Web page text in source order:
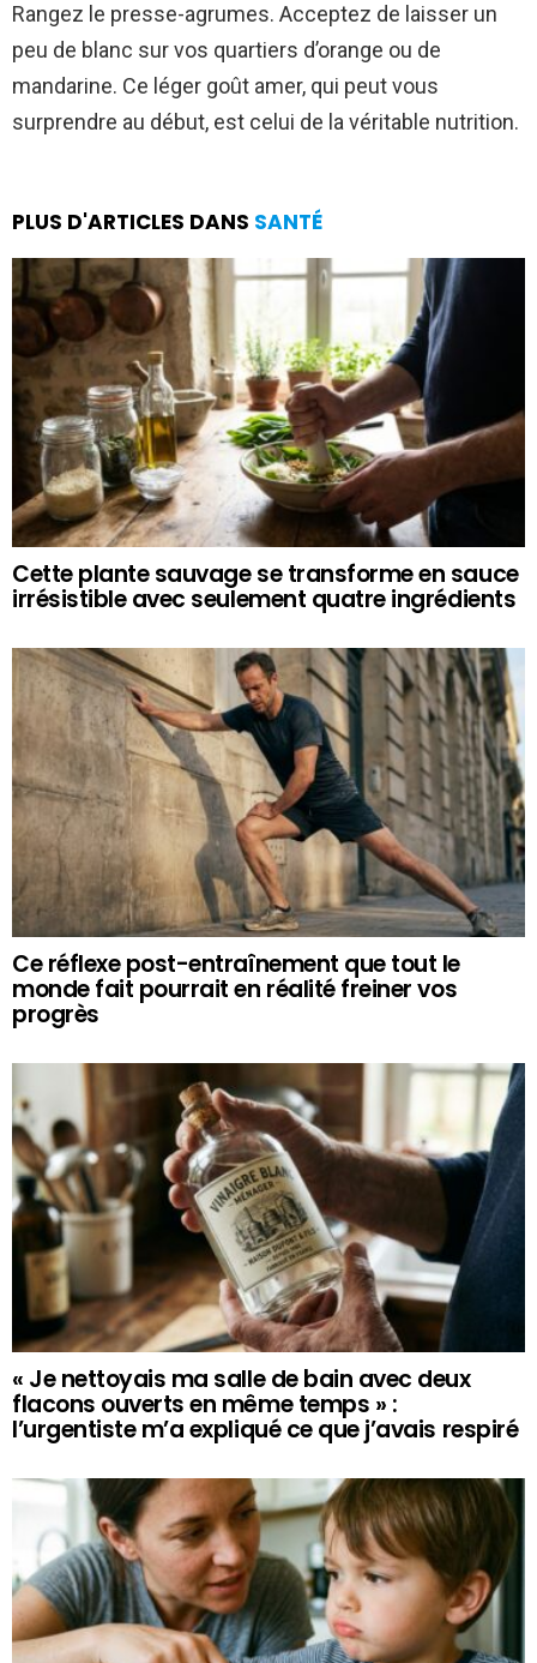
Rangez le presse-agrumes. Acceptez de laisser un
peu de blanc sur vos quartiers d’orange ou de
mandarine. Ce léger goût amer, qui peut vous
surprendre au début, est celui de la véritable nutrition.
PLUS D'ARTICLES DANS SANTÉ
Cette plante sauvage se transforme en sauce
irrésistible avec seulement quatre ingrédients
Ce réflexe post-entraînement que tout le
monde fait pourrait en réalité freiner vos
progrès
« Je nettoyais ma salle de bain avec deux
flacons ouverts en même temps » :
l’urgentiste m’a expliqué ce que j’avais respiré